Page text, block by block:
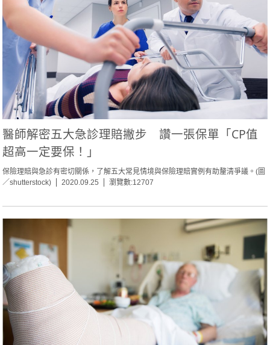
醫師解密五大急診理賠撇步 讚一張保單「CP值
超高一定要保！」
保險理賠與急診有密切關係，了解五大常見情境與保險理賠實例有助釐清爭議。(圖
／shutterstock)
2020.09.25 瀏覽數:12707